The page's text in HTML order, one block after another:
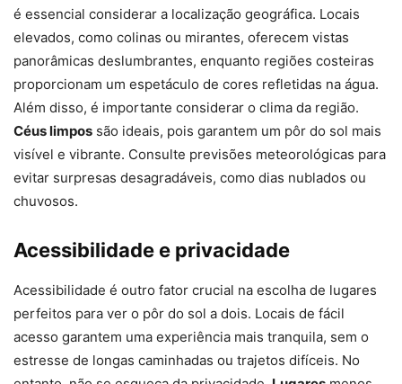
é essencial considerar a localização geográfica. Locais
elevados, como colinas ou mirantes, oferecem vistas
panorâmicas deslumbrantes, enquanto regiões costeiras
proporcionam um espetáculo de cores refletidas na água.
Além disso, é importante considerar o clima da região.
Céus limpos são ideais, pois garantem um pôr do sol mais
visível e vibrante. Consulte previsões meteorológicas para
evitar surpresas desagradáveis, como dias nublados ou
chuvosos.
Acessibilidade e privacidade
Acessibilidade é outro fator crucial na escolha de lugares
perfeitos para ver o pôr do sol a dois. Locais de fácil
acesso garantem uma experiência mais tranquila, sem o
estresse de longas caminhadas ou trajetos difíceis. No